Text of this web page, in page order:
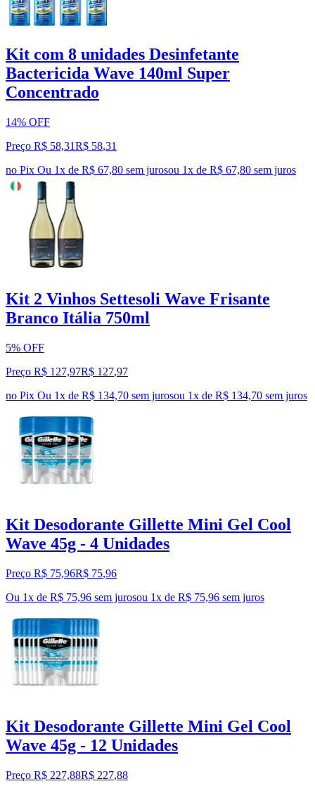
Kit com 8 unidades Desinfetante
Bactericida Wave 140ml Super
Concentrado
14% OFF
Preço R$ 58,31R$ 58,31
no Pix Ou 1x de R$ 67,80 sem jurosou 1x de R$ 67,80 sem juros
Kit 2 Vinhos Settesoli Wave Frisante
Branco Itália 750ml
5% OFF
Preço R$ 127,97R$ 127,97
no Pix Ou 1x de R$ 134,70 sem jurosou 1x de R$ 134,70 sem juros
Kit Desodorante Gillette Mini Gel Cool
Wave 45g - 4 Unidades
Preço R$ 75,96R$ 75,96
Ou 1x de R$ 75,96 sem jurosou 1x de R$ 75,96 sem juros
Kit Desodorante Gillette Mini Gel Cool
Wave 45g - 12 Unidades
Preço R$ 227,88R$ 227,88